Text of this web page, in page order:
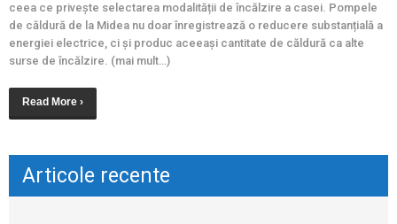
ceea ce privește selectarea modalității de încălzire a casei. Pompele
de căldură de la Midea nu doar înregistrează o reducere substanțială a
energiei electrice, ci și produc aceeași cantitate de căldură ca alte
surse de încălzire. (mai mult…)
Read More ›
Articole recente